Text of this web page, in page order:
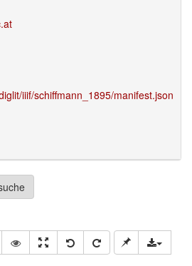
iiif/schiffmann_1895/manifest.json